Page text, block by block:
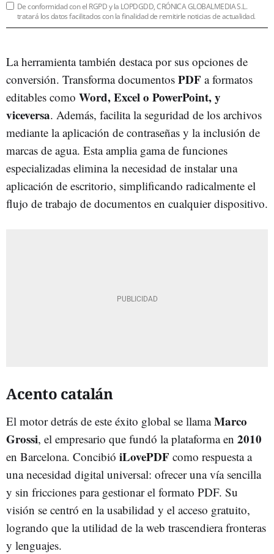
De conformidad con el RGPD y la LOPDGDD, CRÓNICA GLOBALMEDIA S.L.
tratará los datos facilitados con la finalidad de remitirle noticias de actualidad.
La herramienta también destaca por sus opciones de
conversión. Transforma documentos PDF a formatos
editables como Word, Excel o PowerPoint, y
viceversa. Además, facilita la seguridad de los archivos
mediante la aplicación de contraseñas y la inclusión de
marcas de agua. Esta amplia gama de funciones
especializadas elimina la necesidad de instalar una
aplicación de escritorio, simplificando radicalmente el
flujo de trabajo de documentos en cualquier dispositivo.
Acento catalán
El motor detrás de este éxito global se llamaMarco
Grossi, el empresario que fundó la plataforma en 2010
en Barcelona. Concibió iLovePDF como respuesta a
una necesidad digital universal: ofrecer una vía sencilla
y sin fricciones para gestionar el formato PDF. Su
visión se centró en la usabilidad y el acceso gratuito,
logrando que la utilidad de la web trascendiera fronteras
y lenguajes.